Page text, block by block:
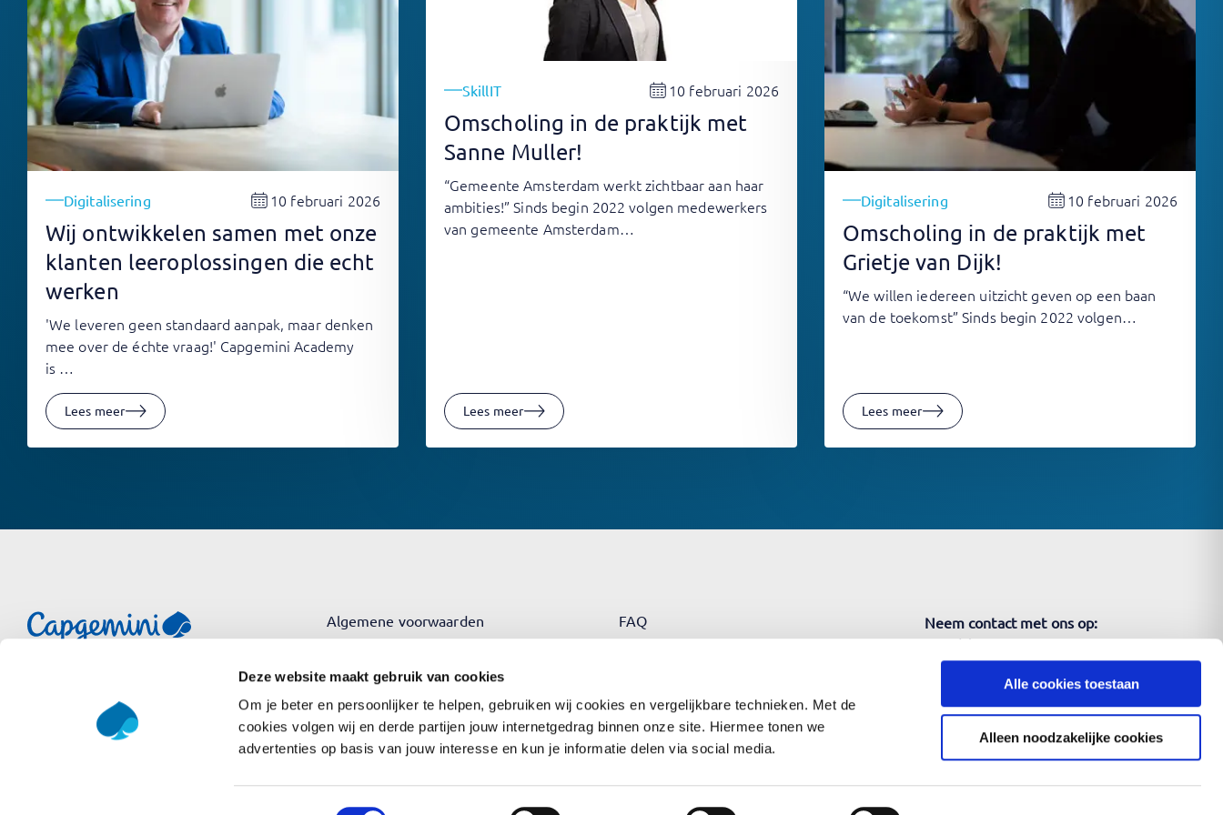
Deze website maakt gebruik van cookies
Om je beter en persoonlijker te helpen, gebruiken wij cookies en vergelijkbare technieken. Met de
cookies volgen wij en derde partijen jouw internetgedrag binnen onze site. Hiermee tonen we
advertenties op basis van jouw interesse en kun je informatie delen via social media.
Toestemmingsselectie
Alle cookies toestaan
Alleen noodzakelijke cookies
Digitalisering 10 februari 2026
Wij ontwikkelen samen met onze
klanten leeroplossingen die echt
werken
'We leveren geen standaard aanpak, maar denken
mee over de échte vraag!' Capgemini Academy
is …
Lees meer
SkillIT 10 februari 2026
Omscholing in de praktijk met
Sanne Muller!
“Gemeente Amsterdam werkt zichtbaar aan haar
ambities!” Sinds begin 2022 volgen medewerkers
van gemeente Amsterdam…
Lees meer
Digitalisering 10 februari 2026
Omscholing in de praktijk met
Grietje van Dijk!
“We willen iedereen uitzicht geven op een baan
van de toekomst” Sinds begin 2022 volgen…
Lees meer
Algemene voorwaarden
Privacy Policy
FAQ
Neem contact met ons op:
+ 31 (0) 30 203 0510